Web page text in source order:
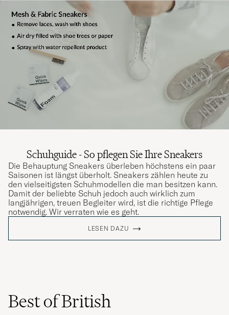
Schuhguide - So pflegen Sie Ihre Sneakers
Die Behauptung Sneakers überleben höchstens ein paar
Saisonen ist längst überholt. Sneakers zählen heute zu
den vielseitigsten Schuhmodellen die man besitzen kann.
Damit der beliebte Schuh jedoch auch wirklich zum
langjährigen, treuen Begleiter wird, ist die richtige Pflege
notwendig. Wir verraten wie es geht.
LESEN DAZU
Best of British